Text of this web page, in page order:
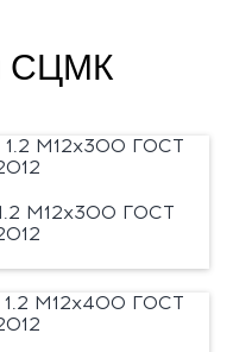
СЦМК
М12х300 ГОСТ